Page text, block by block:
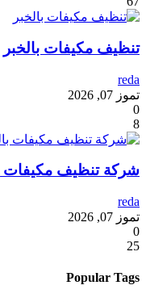
تنظيف مكيفات بالخبر
reda
تموز 07, 2026
0
8
شركة تنظيف مكيفات
reda
تموز 07, 2026
0
25
Popular Tags